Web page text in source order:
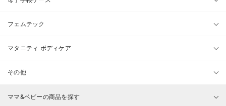
フェムテック
マタニティ ボディケア
その他
ママ&ベビーの商品を探す